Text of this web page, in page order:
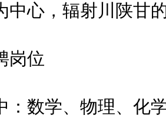
中心，辐射川陕甘
位
数学、物理、化学